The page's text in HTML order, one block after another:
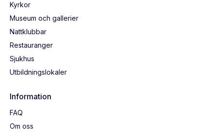
Kyrkor
Museum och gallerier
Nattklubbar
Restauranger
Sjukhus
Utbildningslokaler
Information
FAQ
Om oss